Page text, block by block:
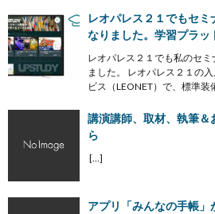
レオパレス２１でもセ
なりました。学習プラッ
レオパレス２１でも私のセ
ました。 レオパレス２１の
ビス（LEONET）で、標準
講演講師、取材、執筆＆
ら
[…]
アプリ「みんなの手帳」